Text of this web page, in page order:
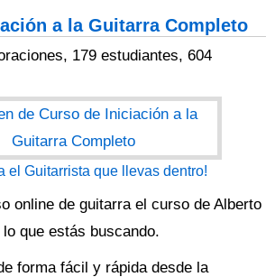
a la Guitarra Completo
179 estudiantes, 604
el Guitarrista que llevas dentro!
online de guitarra el curso de Alberto
que estás buscando.
forma fácil y rápida desde la